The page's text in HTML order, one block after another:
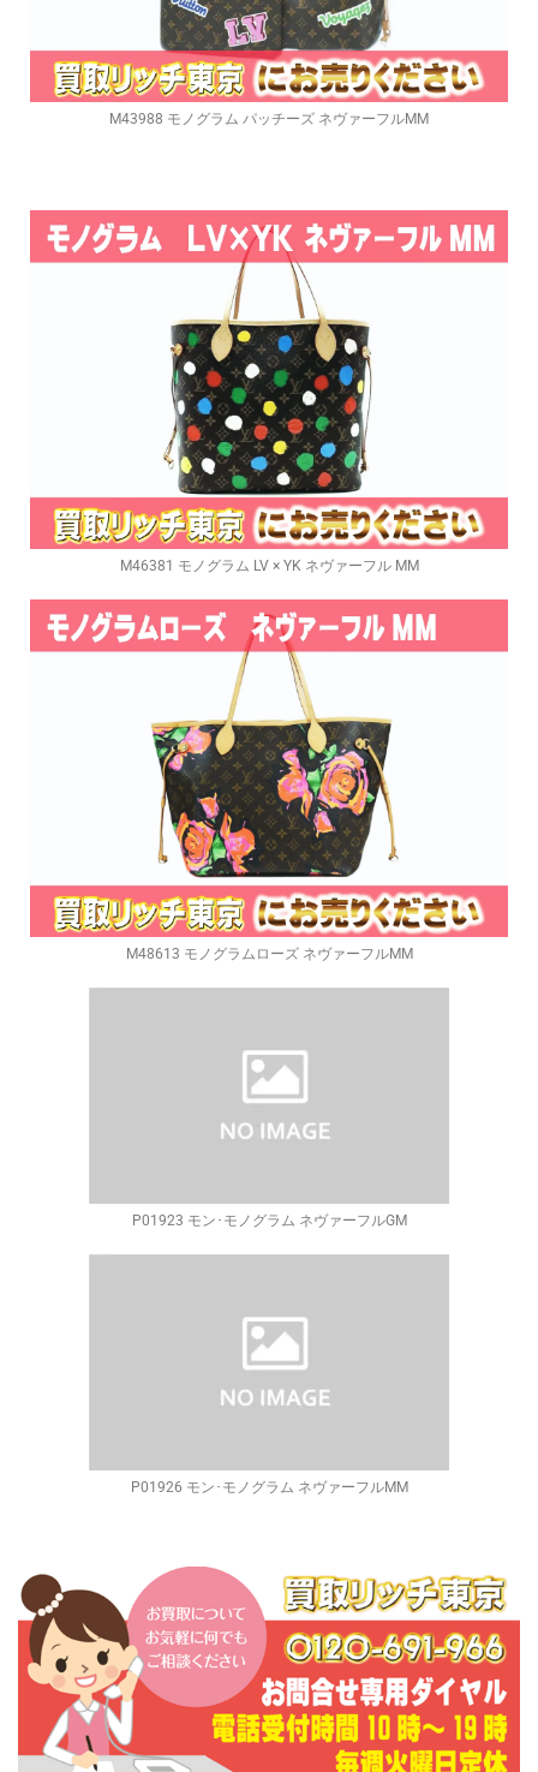
M43988 モノグラム パッチーズ ネヴァーフルMM
M46381 モノグラム LV × YK ネヴァーフル MM
M48613 モノグラムローズ ネヴァーフルMM
P01923 モン･モノグラム ネヴァーフルGM
P01926 モン･モノグラム ネヴァーフルMM